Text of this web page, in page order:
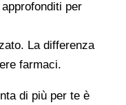
per
La differenza
farmaci.
di più per te è